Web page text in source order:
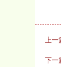
上一
下一